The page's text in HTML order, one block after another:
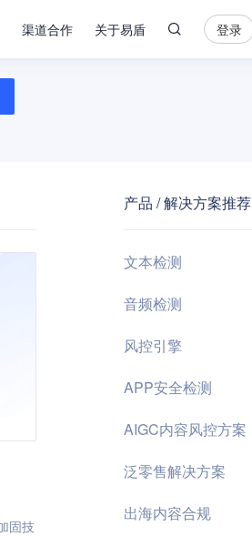
渠道合作 关于易盾
安
全
控
登录
固技
产品 / 解决方案推荐
文本检测
音频检测
风控引擎
APP安全检测
AIGC内容风控方案
泛零售解决方案
出海内容合规